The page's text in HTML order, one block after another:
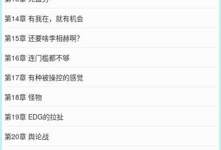
第14章 有我在，就有机会
第15章 还要啥李相赫啊？
第16章 连门槛都不够
第17章 有种被操控的感觉
第18章 怪物
第19章 EDG的拉扯
第20章 舆论战